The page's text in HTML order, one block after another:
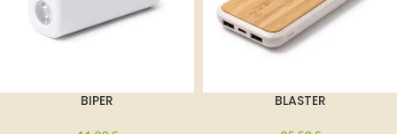
BIPER BLASTER